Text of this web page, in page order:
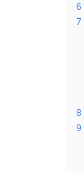
6
7
8
9